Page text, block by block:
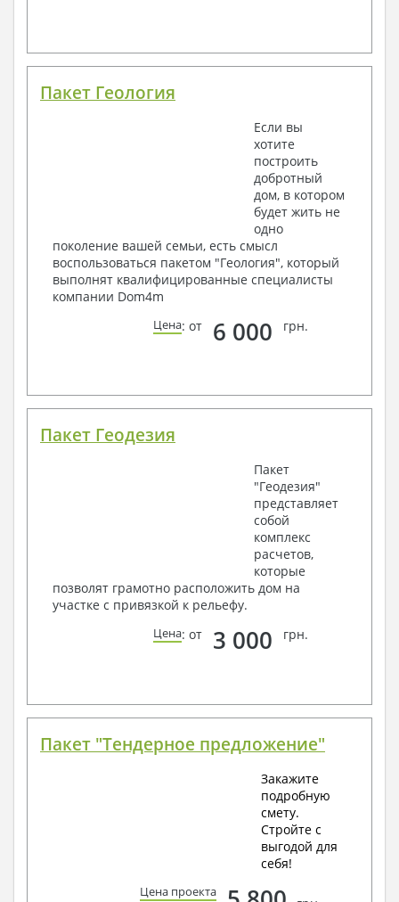
Пакет Геология
Если вы
хотите
построить
добротный
дом, в котором
будет жить не
одно
поколение вашей семьи, есть смысл
воспользоваться пакетом "Геология", который
выполнят квалифицированные специалисты
компании Dom4m
Цена: от 6 000 грн.
Пакет Геодезия
Пакет
"Геодезия"
представляет
собой
комплекс
расчетов,
которые
позволят грамотно расположить дом на
участке с привязкой к рельефу.
Цена: от 3 000 грн.
Пакет "Тендерное предложение"
Закажите
подробную
смету.
Стройте с
выгодой для
себя!
Цена проекта